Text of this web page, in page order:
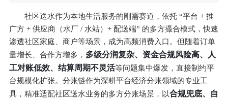
社区送水作为本地生活服务的刚需赛道，依托 “平台 + 推
广方 + 供应商（水厂 / 水站）+ 配送端” 的多方撮合模式，快速
渗透社区家庭、商户等场景，成为高频消费入口。但随着订单
量增长、合作方增多， 多级分润复杂、资金合规风险高、人
工对账低效、结算周期不灵活等问题集中爆发，直接制约平
台规模化扩张。分账链作为深耕平台经济分账领域的专业工
具，精准适配社区送水业务的多方分账场景，以合规兜底、自